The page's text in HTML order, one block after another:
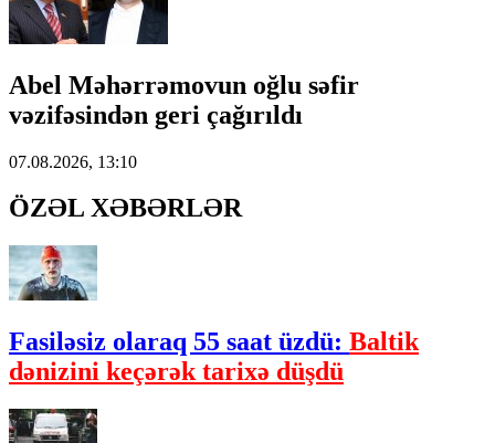
Abel Məhərrəmovun oğlu səfir
vəzifəsindən geri çağırıldı
07.08.2026, 13:10
ÖZƏL XƏBƏRLƏR
Fasiləsiz olaraq 55 saat üzdü: Baltik
dənizini keçərək tarixə düşdü